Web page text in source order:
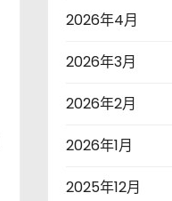
2026年4月
2026年3月
2026年2月
2026年1月
2025年12月